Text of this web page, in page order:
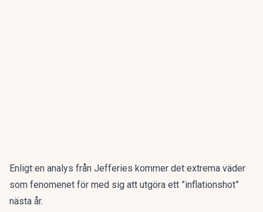
Enligt en analys från Jefferies kommer det extrema väder
som fenomenet för med sig att utgöra ett ”inflationshot”
nästa år.